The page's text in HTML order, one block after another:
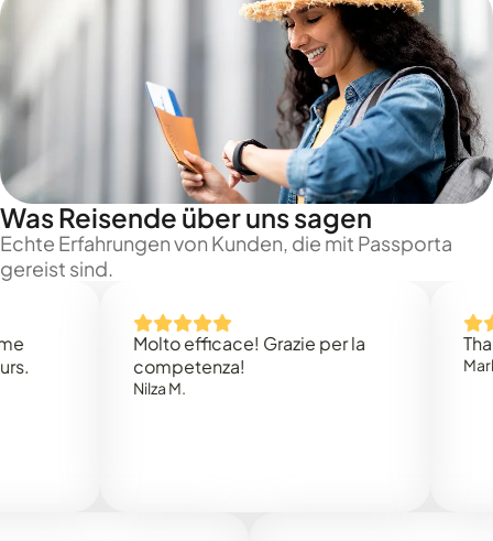
Was Reisende über uns sagen
Echte Erfahrungen von Kunden, die mit Passporta
gereist sind.
Molto efficace! Grazie per la
competenza!
Thank
Mark N.